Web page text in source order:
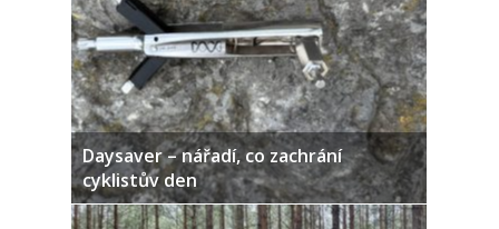
Daysaver – nářadí, co zachrání
cyklistův den